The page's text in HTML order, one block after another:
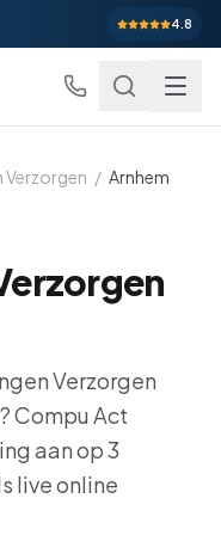
4.8
Beginner
Gevorderd
Gevorderd
Gevorderd
Beginner
Verzorgen / Arnhem
Verzorgen
? Compu Act
aan op3
live online